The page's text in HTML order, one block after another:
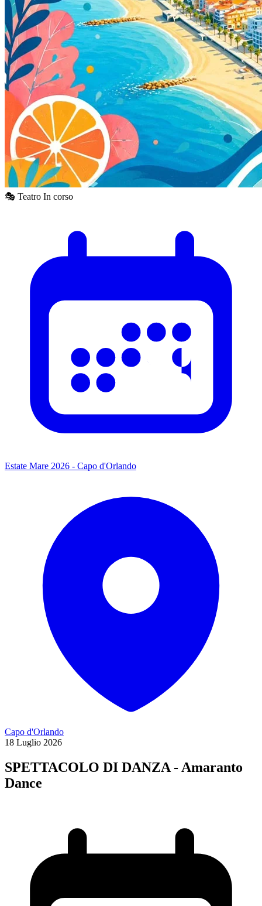
🎭 Teatro In corso
Estate Mare 2026 - Capo d'Orlando
Capo d'Orlando
18 Luglio 2026
SPETTACOLO DI DANZA - Amaranto
Dance